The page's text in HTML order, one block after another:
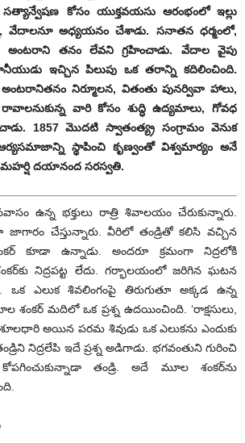
కోసం యుక్తవయసు ఆరంభంలో ఇల్లు
వేదాలనూ అధ్యయనం చేశాడు. సనాతన ధర్మంలో,
అంటరాని తనం లేవని గ్రహించాడు. వేదాల వైపు
ఇచ్చిన పిలుపు ఒక తరాన్ని కదిలించింది.
నిర్మూలన, వితంతు పునర్వివా హాలు,
వారి కోసం శుద్ధి ఉద్యమాలు, గోవధ
1857 మొదటి స్వాతంత్య్ర సంగ్రామం వెనుక
స్థాపించి కృణ్వంతో విశ్వమార్యం అనే
దయానంద సరస్వతి.
ఉన్న భక్తులు రాత్రి శివాలయం చేరుకున్నారు.
జాగారం చేస్తున్నారు. వీరిలో తండ్రితో కలిసి వచ్చిన
‌కూడా ఉన్నాడు. అందరూ క్రమంగా నిద్రలోకి
నిద్రపట్ట లేదు. గర్భాలయంలో జరిగిన ఘటన
ఒక ఎలుక శివలింగంపై తిరుగుతూ అక్కడ ఉన్న
శంకర్‌ ‌మదిలో ఒక ప్రశ్న ఉదయించింది. ‘రాక్షసులు,
అయిన పరమ శివుడు ఒక ఎలుకను ఎందుకు
నిద్రలేపి ఇదే ప్రశ్న అడిగాడు. భగవంతుని గురించి
తండ్రి. అదే మూల శంకర్‌ను